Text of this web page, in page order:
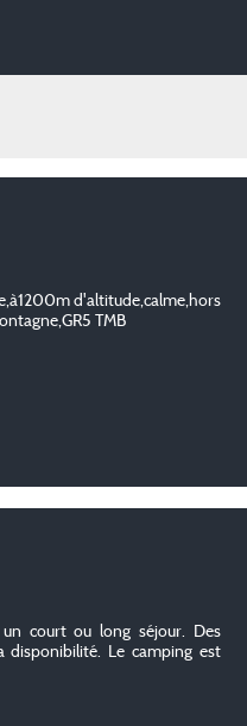
d'altitude,calme,hors
TMB
un court ou long séjour. Des
disponibilité. Le camping est